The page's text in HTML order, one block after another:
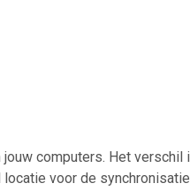
computers. Het
voor de